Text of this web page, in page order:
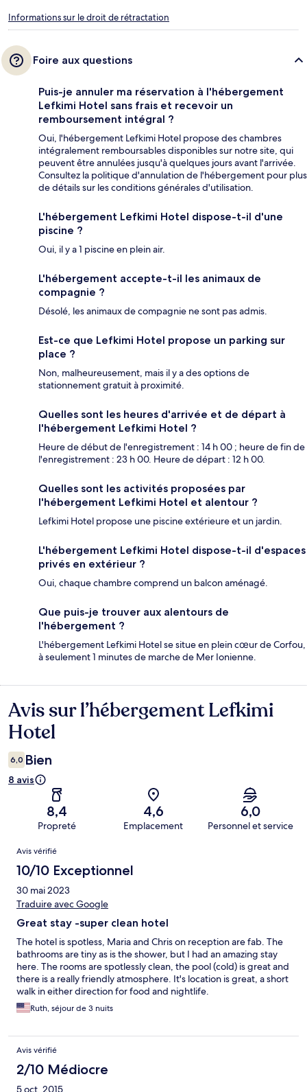
Informations sur le droit de rétractation
Foire aux questions
Puis-je annuler ma réservation à l'hébergement
Lefkimi Hotel sans frais et recevoir un
remboursement intégral ?
Oui, l'hébergement Lefkimi Hotel propose des chambres
intégralement remboursables disponibles sur notre site, qui
peuvent être annulées jusqu'à quelques jours avant l'arrivée.
Consultez la politique d'annulation de l'hébergement pour plus
de détails sur les conditions générales d'utilisation.
L'hébergement Lefkimi Hotel dispose-t-il d'une
piscine ?
Oui, il y a 1 piscine en plein air.
L'hébergement accepte-t-il les animaux de
compagnie ?
Désolé, les animaux de compagnie ne sont pas admis.
Est-ce que Lefkimi Hotel propose un parking sur
place ?
Non, malheureusement, mais il y a des options de
stationnement gratuit à proximité.
Quelles sont les heures d'arrivée et de départ à
l'hébergement Lefkimi Hotel ?
Heure de début de l'enregistrement : 14 h 00 ; heure de fin de
l'enregistrement : 23 h 00. Heure de départ : 12 h 00.
Quelles sont les activités proposées par
l'hébergement Lefkimi Hotel et alentour ?
Lefkimi Hotel propose une piscine extérieure et un jardin.
L'hébergement Lefkimi Hotel dispose-t-il d'espaces
privés en extérieur ?
Oui, chaque chambre comprend un balcon aménagé.
Que puis-je trouver aux alentours de
l'hébergement ?
L'hébergement Lefkimi Hotel se situe en plein cœur de Corfou,
à seulement 1 minutes de marche de Mer Ionienne.
Avis
Avis sur l’hébergement Lefkimi
Hotel
6,0 Bien
8 avis
8,4
Propreté
4,6
Emplacement
6,0
Personnel et service
Avis
Avis vérifié
10/10 Exceptionnel
30 mai 2023
Traduire avec Google
Great stay -super clean hotel
The hotel is spotless, Maria and Chris on reception are fab. The
bathrooms are tiny as is the shower, but I had an amazing stay
here. The rooms are spotlessly clean, the pool (cold) is great and
there is a really friendly atmosphere. It's location is great, a short
walk in either direction for food and nightlife.
Ruth, séjour de 3 nuits
Avis vérifié
2/10 Médiocre
5 oct. 2015